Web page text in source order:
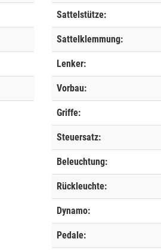
Sattelstütze:
Sattelklemmung:
Lenker:
Vorbau:
Griffe:
Steuersatz:
Beleuchtung:
Rückleuchte:
Dynamo:
Pedale: